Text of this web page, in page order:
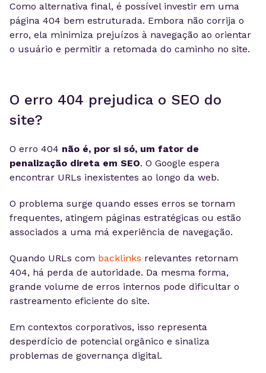
Como alternativa final, é possível investir em uma
página 404 bem estruturada. Embora não corrija o
erro, ela minimiza prejuízos à navegação ao orientar
o usuário e permitir a retomada do caminho no site.
O erro 404 prejudica o SEO do
site?
O erro 404 não é, por si só, um fator de
penalização direta em SEO. O Google espera
encontrar URLs inexistentes ao longo da web.
O problema surge quando esses erros se tornam
frequentes, atingem páginas estratégicas ou estão
associados a uma má experiência de navegação.
Quando URLs com backlinks relevantes retornam
404, há perda de autoridade. Da mesma forma,
grande volume de erros internos pode dificultar o
rastreamento eficiente do site.
Em contextos corporativos, isso representa
desperdício de potencial orgânico e sinaliza
problemas de governança digital.